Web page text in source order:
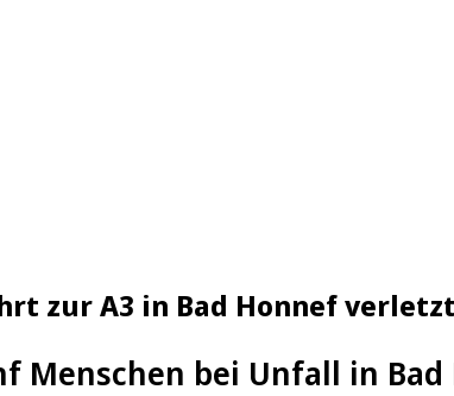
zur A3 in Bad Honnef verletzt
Menschen bei Unfall in